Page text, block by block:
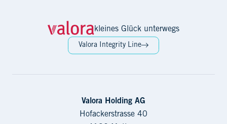
kleines Glück unterwegs
Valora Integrity Line
Valora Holding AG
Hofackerstrasse 40